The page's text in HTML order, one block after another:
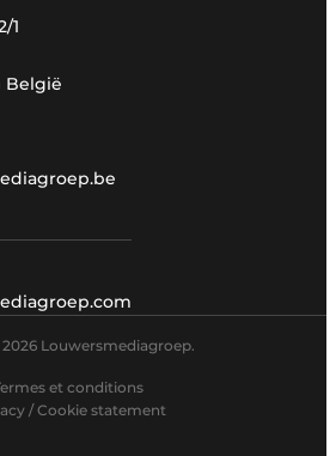
1
België
2026 Louwersmediagroep.
et conditions
/ Cookie statement